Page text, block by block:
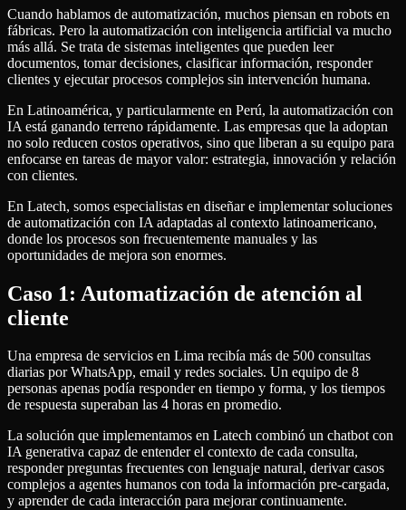
Cuando hablamos de automatización, muchos piensan en robots en
fábricas. Pero la automatización con inteligencia artificial va mucho
más allá. Se trata de sistemas inteligentes que pueden leer
documentos, tomar decisiones, clasificar información, responder
clientes y ejecutar procesos complejos sin intervención humana.
En Latinoamérica, y particularmente en Perú, la automatización con
IA está ganando terreno rápidamente. Las empresas que la adoptan
no solo reducen costos operativos, sino que liberan a su equipo para
enfocarse en tareas de mayor valor: estrategia, innovación y relación
con clientes.
En Latech, somos especialistas en diseñar e implementar soluciones
de automatización con IA adaptadas al contexto latinoamericano,
donde los procesos son frecuentemente manuales y las
oportunidades de mejora son enormes.
Caso 1: Automatización de atención al
cliente
Una empresa de servicios en Lima recibía más de 500 consultas
diarias por WhatsApp, email y redes sociales. Un equipo de 8
personas apenas podía responder en tiempo y forma, y los tiempos
de respuesta superaban las 4 horas en promedio.
La solución que implementamos en Latech combinó un chatbot con
IA generativa capaz de entender el contexto de cada consulta,
responder preguntas frecuentes con lenguaje natural, derivar casos
complejos a agentes humanos con toda la información pre-cargada,
y aprender de cada interacción para mejorar continuamente.